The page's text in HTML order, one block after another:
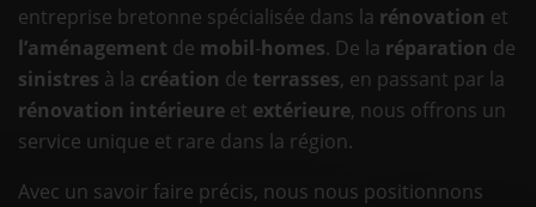
entreprise bretonne spécialisée dans la rénovation et
l’aménagement de mobil-homes. De la réparation de
sinistres à la création de terrasses, en passant par la
rénovation intérieure et extérieure, nous offrons un
service unique et rare dans la région.
Avec un savoir faire précis, nous nous positionnons